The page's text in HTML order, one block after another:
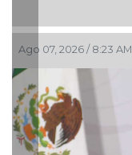
Ago 07, 2026 / 8:23 AM